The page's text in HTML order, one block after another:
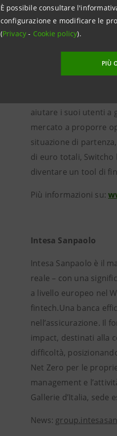
È possibile consultare
configurazione e modificare le
(Privacy- Cookie policy).
PIÙ
https://
About Switcho
Switcho è una
aiutare i suoi utenti a
mercato a proporre
situazione di
di euro totali,
diventare un tool di
Più informazioni su:
Intesa Sanpaolo
Intesa Sanpaolo è il
reale – con una
a livello europeo nel
fintech.Una banca
nell’assicurazione. Il
impact, destinati alla
difficoltà,
Net Zero per le
management e
Gallerie d’Italia,
News: